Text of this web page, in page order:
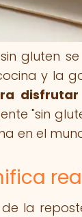
gluten
y la
disfrutar
"sin
en el
de la